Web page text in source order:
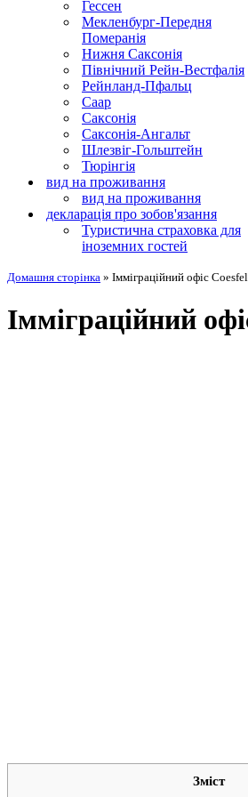
Гессен
Мекленбург-Передня
Померанія
Нижня Саксонія
Північний Рейн-Вестфалія
Рейнланд-Пфальц
Саар
Саксонія
Саксонія-Ангальт
Шлезвіг-Гольштейн
Тюрінгія
вид на проживання
вид на проживання
декларація про зобов'язання
Туристична страховка для
іноземних гостей
Домашня сторінка » Імміграційний офіс
Імміграційний
Зміст